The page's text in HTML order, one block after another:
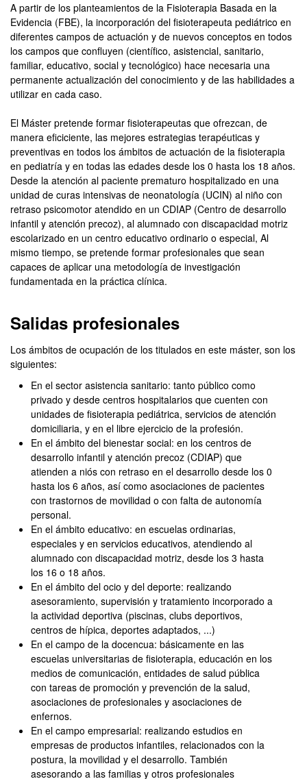
A partir de los planteamientos de la Fisioterapia Basada en la
Evidencia (FBE), la incorporación del fisioterapeuta pediátrico en
diferentes campos de actuación y de nuevos conceptos en todos
los campos que confluyen (científico, asistencial, sanitario,
familiar, educativo, social y tecnológico) hace necesaria una
permanente actualización del conocimiento y de las habilidades a
utilizar en cada caso.
El Máster pretende formar fisioterapeutas que ofrezcan, de
manera eficiciente, las mejores estrategias terapéuticas y
preventivas en todos los ámbitos de actuación de la fisioterapia
en pediatría y en todas las edades desde los 0 hasta los 18 años.
Desde la atención al paciente prematuro hospitalizado en una
unidad de curas intensivas de neonatología (UCIN) al niño con
retraso psicomotor atendido en un CDIAP (Centro de desarrollo
infantil y atención precoz), al alumnado con discapacidad motriz
escolarizado en un centro educativo ordinario o especial, Al
mismo tiempo, se pretende formar profesionales que sean
capaces de aplicar una metodología de investigación
fundamentada en la práctica clínica.
Salidas profesionales
Los ámbitos de ocupación de los titulados en este máster, son los
siguientes:
En el sector asistencia sanitario: tanto público como
privado y desde centros hospitalarios que cuenten con
unidades de fisioterapia pediátrica, servicios de atención
domiciliaria, y en el libre ejercicio de la profesión.
En el ámbito del bienestar social: en los centros de
desarrollo infantil y atención precoz (CDIAP) que
atienden a niós con retraso en el desarrollo desde los 0
hasta los 6 años, así como asociaciones de pacientes
con trastornos de movilidad o con falta de autonomía
personal.
En el ámbito educativo: en escuelas ordinarias,
especiales y en servicios educativos, atendiendo al
alumnado con discapacidad motriz, desde los 3 hasta
los 16 o 18 años.
En el ámbito del ocio y del deporte: realizando
asesoramiento, supervisión y tratamiento incorporado a
la actividad deportiva (piscinas, clubs deportivos,
centros de hípica, deportes adaptados, ...)
En el campo de la docencua: básicamente en las
escuelas universitarias de fisioterapia, educación en los
medios de comunicación, entidades de salud pública
con tareas de promoción y prevención de la salud,
asociaciones de profesionales y asociaciones de
enfernos.
En el campo empresarial: realizando estudios en
empresas de productos infantiles, relacionados con la
postura, la movilidad y el desarrollo. También
asesorando a las familias y otros profesionales